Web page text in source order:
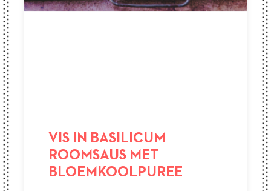
VIS IN BASILICUM
ROOMSAUS MET
BLOEMKOOLPUREE